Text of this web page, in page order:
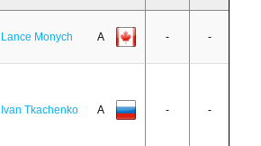
Lance Monych A - -
Ivan Tkachenko A - -